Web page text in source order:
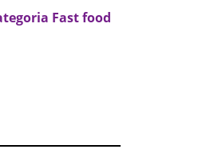
Fast food